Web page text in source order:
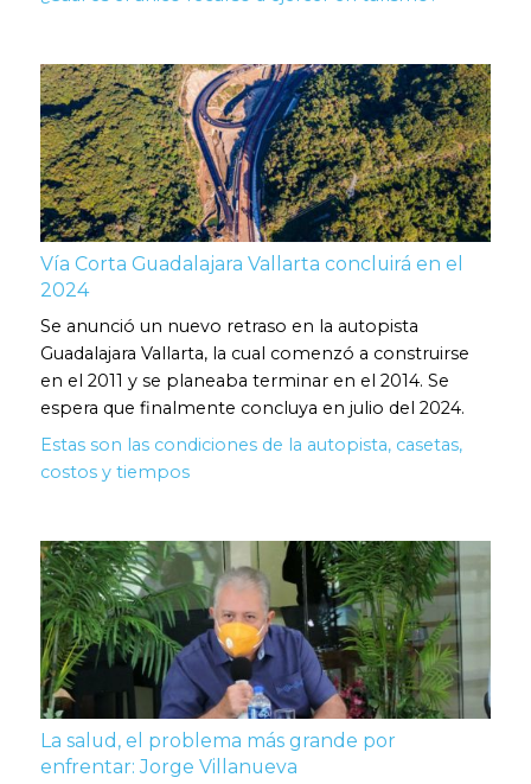
Vía Corta Guadalajara Vallarta concluirá en el
2024
Se anunció un nuevo retraso en la autopista
Guadalajara Vallarta, la cual comenzó a construirse
en el 2011 y se planeaba terminar en el 2014. Se
espera que finalmente concluya en julio del 2024.
Estas son las condiciones de la autopista, casetas,
costos y tiempos
La salud, el problema más grande por
enfrentar: Jorge Villanueva